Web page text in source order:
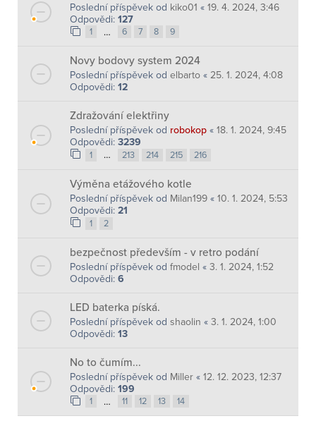
Poslední příspěvek od kiko01 « 19. 4. 2024, 3:46
Odpovědi: 127
1 … 6 7 8 9
Novy bodovy system 2024
Poslední příspěvek od elbarto « 25. 1. 2024, 4:08
Odpovědi: 12
Zdražování elektřiny
Poslední příspěvek od robokop « 18. 1. 2024, 9:45
Odpovědi: 3239
1 … 213 214 215 216
Výměna etážového kotle
Poslední příspěvek od Milan199 « 10. 1. 2024, 5:53
Odpovědi: 21
1 2
bezpečnost především - v retro podání
Poslední příspěvek od fmodel « 3. 1. 2024, 1:52
Odpovědi: 6
LED baterka píská.
Poslední příspěvek od shaolin « 3. 1. 2024, 1:00
Odpovědi: 13
No to čumím...
Poslední příspěvek od Miller « 12. 12. 2023, 12:37
Odpovědi: 199
1 … 11 12 13 14